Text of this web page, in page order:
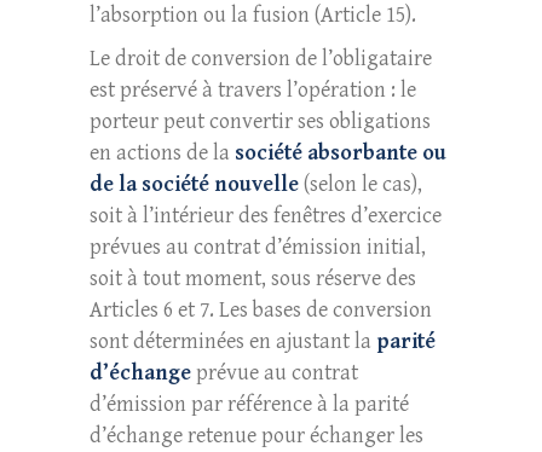
l’absorption ou la fusion (Article 15).
Le droit de conversion de l’obligataire
est préservé à travers l’opération : le
porteur peut convertir ses obligations
en actions de la société absorbante ou
de la société nouvelle(selon le cas),
soit à l’intérieur des fenêtres d’exercice
prévues au contrat d’émission initial,
soit à tout moment, sous réserve des
Articles 6 et 7. Les bases de conversion
sont déterminées en ajustant la parité
d’échangeprévue au contrat
d’émission par référence à la parité
d’échange retenue pour échanger les